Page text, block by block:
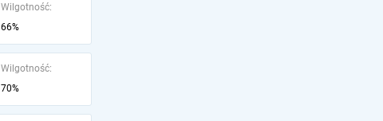
Wilgotność:
66%
Wilgotność:
70%